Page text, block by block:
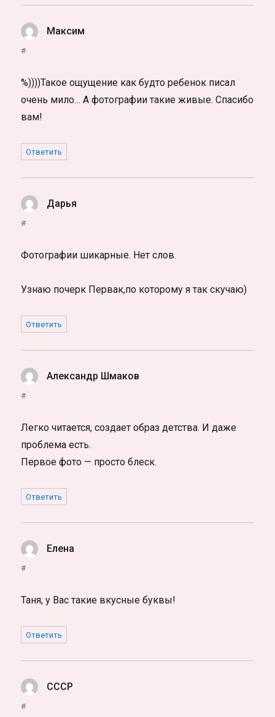
Максим
#
%))))Такое ощущение как будто ребенок писал
очень мило… А фотографии такие живые. Спасибо
вам!
Ответить
Дарья
#
Фотографии шикарные. Нет слов.
Узнаю почерк Первак,по которому я так скучаю)
Ответить
Александр Шмаков
#
Легко читается, создает образ детства. И даже
проблема есть.
Первое фото — просто блеск.
Ответить
Елена
#
Таня, у Вас такие вкусные буквы!
Ответить
СССР
#